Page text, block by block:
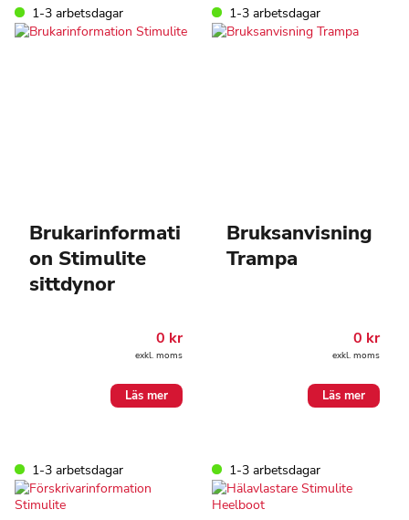
1-3 arbetsdagar
Brukarinformati
on Stimulite
sittdynor
0 kr
exkl. moms
Läs mer
1-3 arbetsdagar
Bruksanvisning
Trampa
0 kr
exkl. moms
Läs mer
1-3 arbetsdagar 1-3 arbetsdagar